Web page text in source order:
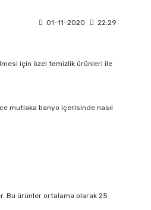
01-11-2020 22:29
için özel temizlik ürünleri ile
mutlaka banyo içerisinde nasıl
Bu ürünler ortalama olarak 25